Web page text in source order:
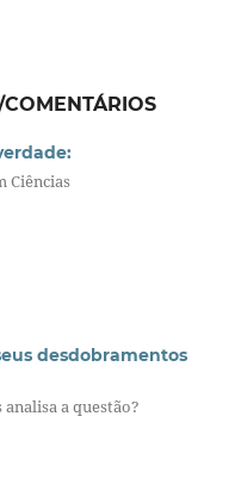
Ciências
desdobramentos
a questão?